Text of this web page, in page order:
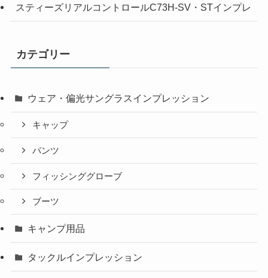
スティーズリアルコントロールC73H-SV・STインプレ
カテゴリー
ウェア・偏光サングラスインプレッション
キャップ
パンツ
フィッシンググローブ
ブーツ
キャンプ用品
タックルインプレッション